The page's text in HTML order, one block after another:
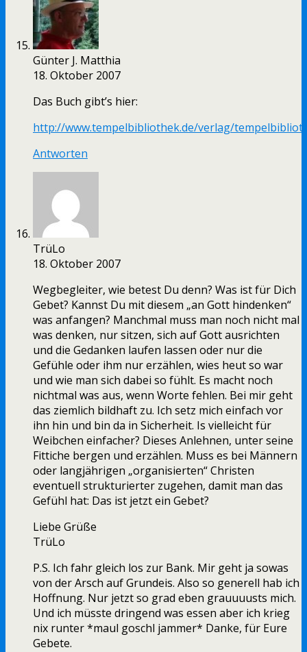
Günter J. Matthia
18. Oktober 2007
Das Buch gibt’s hier:
http://www.tempelbibliothek.de/verlag/
Antworten
TrüLo
18. Oktober 2007
Wegbegleiter, wie betest Du denn? Was ist für Dich
Gebet? Kannst Du mit diesem „an Gott hindenken“
was anfangen? Manchmal muss man noch nicht mal
was denken, nur sitzen, sich auf Gott ausrichten
und die Gedanken laufen lassen oder nur die
Gefühle oder ihm nur erzählen, wies heut so war
und wie man sich dabei so fühlt. Es macht noch
nichtmal was aus, wenn Worte fehlen. Bei mir geht
das ziemlich bildhaft zu. Ich setz mich einfach vor
ihn hin und bin da in Sicherheit. Is vielleicht für
Weibchen einfacher? Dieses Anlehnen, unter seine
Fittiche bergen und erzählen. Muss es bei Männern
oder langjährigen „organisierten“ Christen
eventuell strukturierter zugehen, damit man das
Gefühl hat: Das ist jetzt ein Gebet?
Liebe Grüße
TrüLo
P.S. Ich fahr gleich los zur Bank. Mir geht ja sowas
von der Arsch auf Grundeis. Also so generell hab ich
Hoffnung. Nur jetzt so grad eben grauuuusts mich.
Und ich müsste dringend was essen aber ich krieg
nix runter *maul goschl jammer* Danke, für Eure
Gebete.